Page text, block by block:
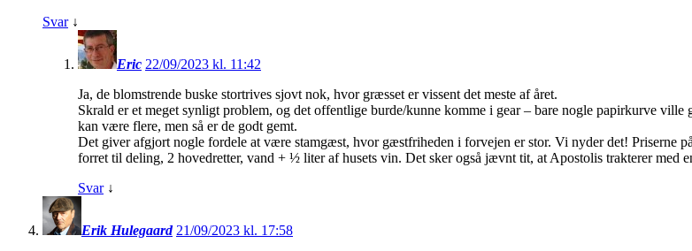
Svar ↓
Eric 22/09/2023 kl. 11:42
Ja, de blomstrende buske stortrives sjovt nok, hvor græsset er vissent det meste af året.
Skrald er et meget synligt problem, og det offentlige burde/kunne komme i gear – bare nogle papirkurve
kan være flere, men så er de godt gemt.
Det giver afgjort nogle fordele at være stamgæst, hvor gæstfriheden i forvejen er stor. Vi nyder det! Priserne
forret til deling, 2 hovedretter, vand + ½ liter af husets vin. Det sker også jævnt tit, at Apostolis trakterer med
Svar ↓
Erik Hulegaard 21/09/2023 kl. 17:58